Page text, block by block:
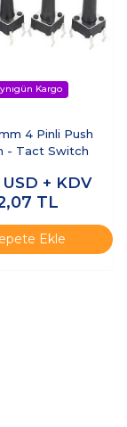
4 Pinli Push
- Tact Switch
USD + KDV
TL
Ekle